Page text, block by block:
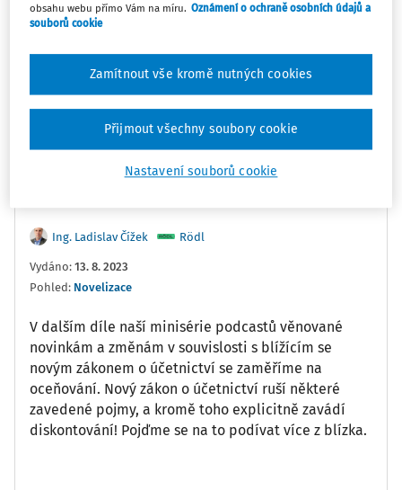
Oblíbené Náměty
Sledovat
Sdílet
Ing. Ladislav Čížek Rödl
Vydáno: 13. 8. 2023
Pohled: Novelizace
V dalším díle naší minisérie podcastů věnované
novinkám a změnám v souvislosti s blížícím se
novým zákonem o účetnictví se zaměříme na
oceňování. Nový zákon o účetnictví ruší některé
zavedené pojmy, a kromě toho explicitně zavádí
diskontování! Pojďme se na to podívat více z blízka.
obsahu webu přímo Vám na míru. Oznámení o ochraně osobních údajů a
souborů cookie
Nastavení souborů cookie
Zamítnout vše kromě nutných cookies
Přijmout všechny soubory cookie